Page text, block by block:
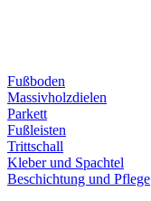
Fußboden
Massivholzdielen
Parkett
Fußleisten
Trittschall
Kleber und Spachtel
Beschichtung und Pflege